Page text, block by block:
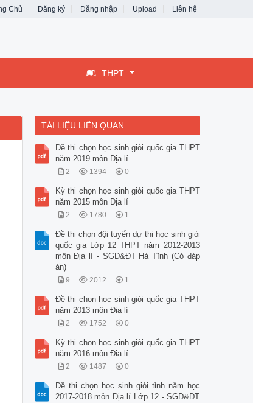
Chủ Đăng ký Đăng nhập Upload Liên hệ
THPT
TÀI LIỆU LIÊN QUAN
Đề thi chọn học sinh giỏi quốc gia THPT
năm 2019 môn Địa lí
2 1394 0
Kỳ thi chọn học sinh giỏi quốc gia THPT
năm 2015 môn Địa lí
2 1780 1
Đề thi chọn đội tuyển dự thi học sinh giỏi
quốc gia Lớp 12 THPT năm 2012-2013
môn Địa lí - SGD&ĐT Hà Tĩnh (Có đáp
án)
9 2012 1
Đề thi chọn học sinh giỏi quốc gia THPT
năm 2013 môn Địa lí
2 1752 0
Kỳ thi chọn học sinh giỏi quốc gia THPT
năm 2016 môn Địa lí
2 1487 0
Đề thi chọn học sinh giỏi tỉnh năm học
2017-2018 môn Địa lí Lớp 12 - SGD&ĐT